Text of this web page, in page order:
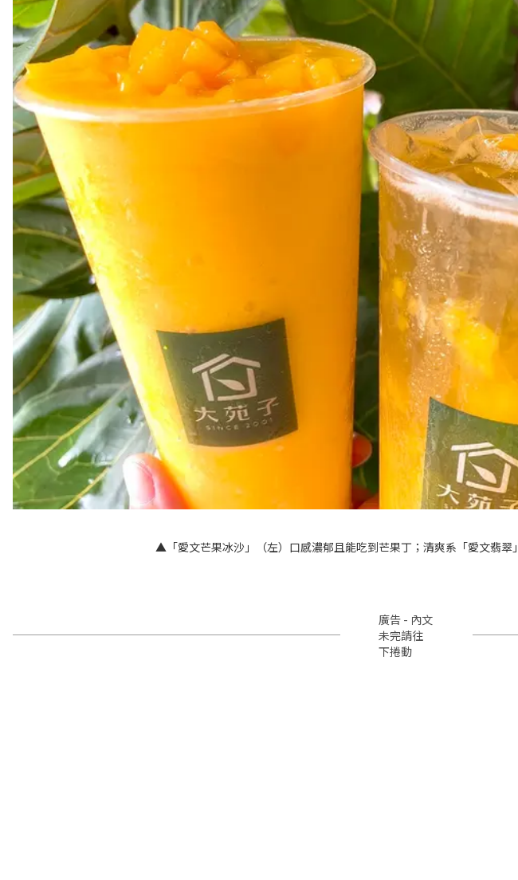
▲「愛文芒果冰沙」（左）口感濃郁且能吃到芒果丁；清爽系「愛文翡翠
廣告 - 內文
未完請往
下捲動